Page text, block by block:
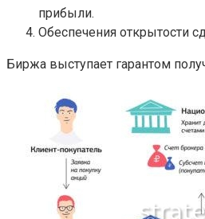
прибыли.
Обеспечения открытости
Биржа выступает гарантом